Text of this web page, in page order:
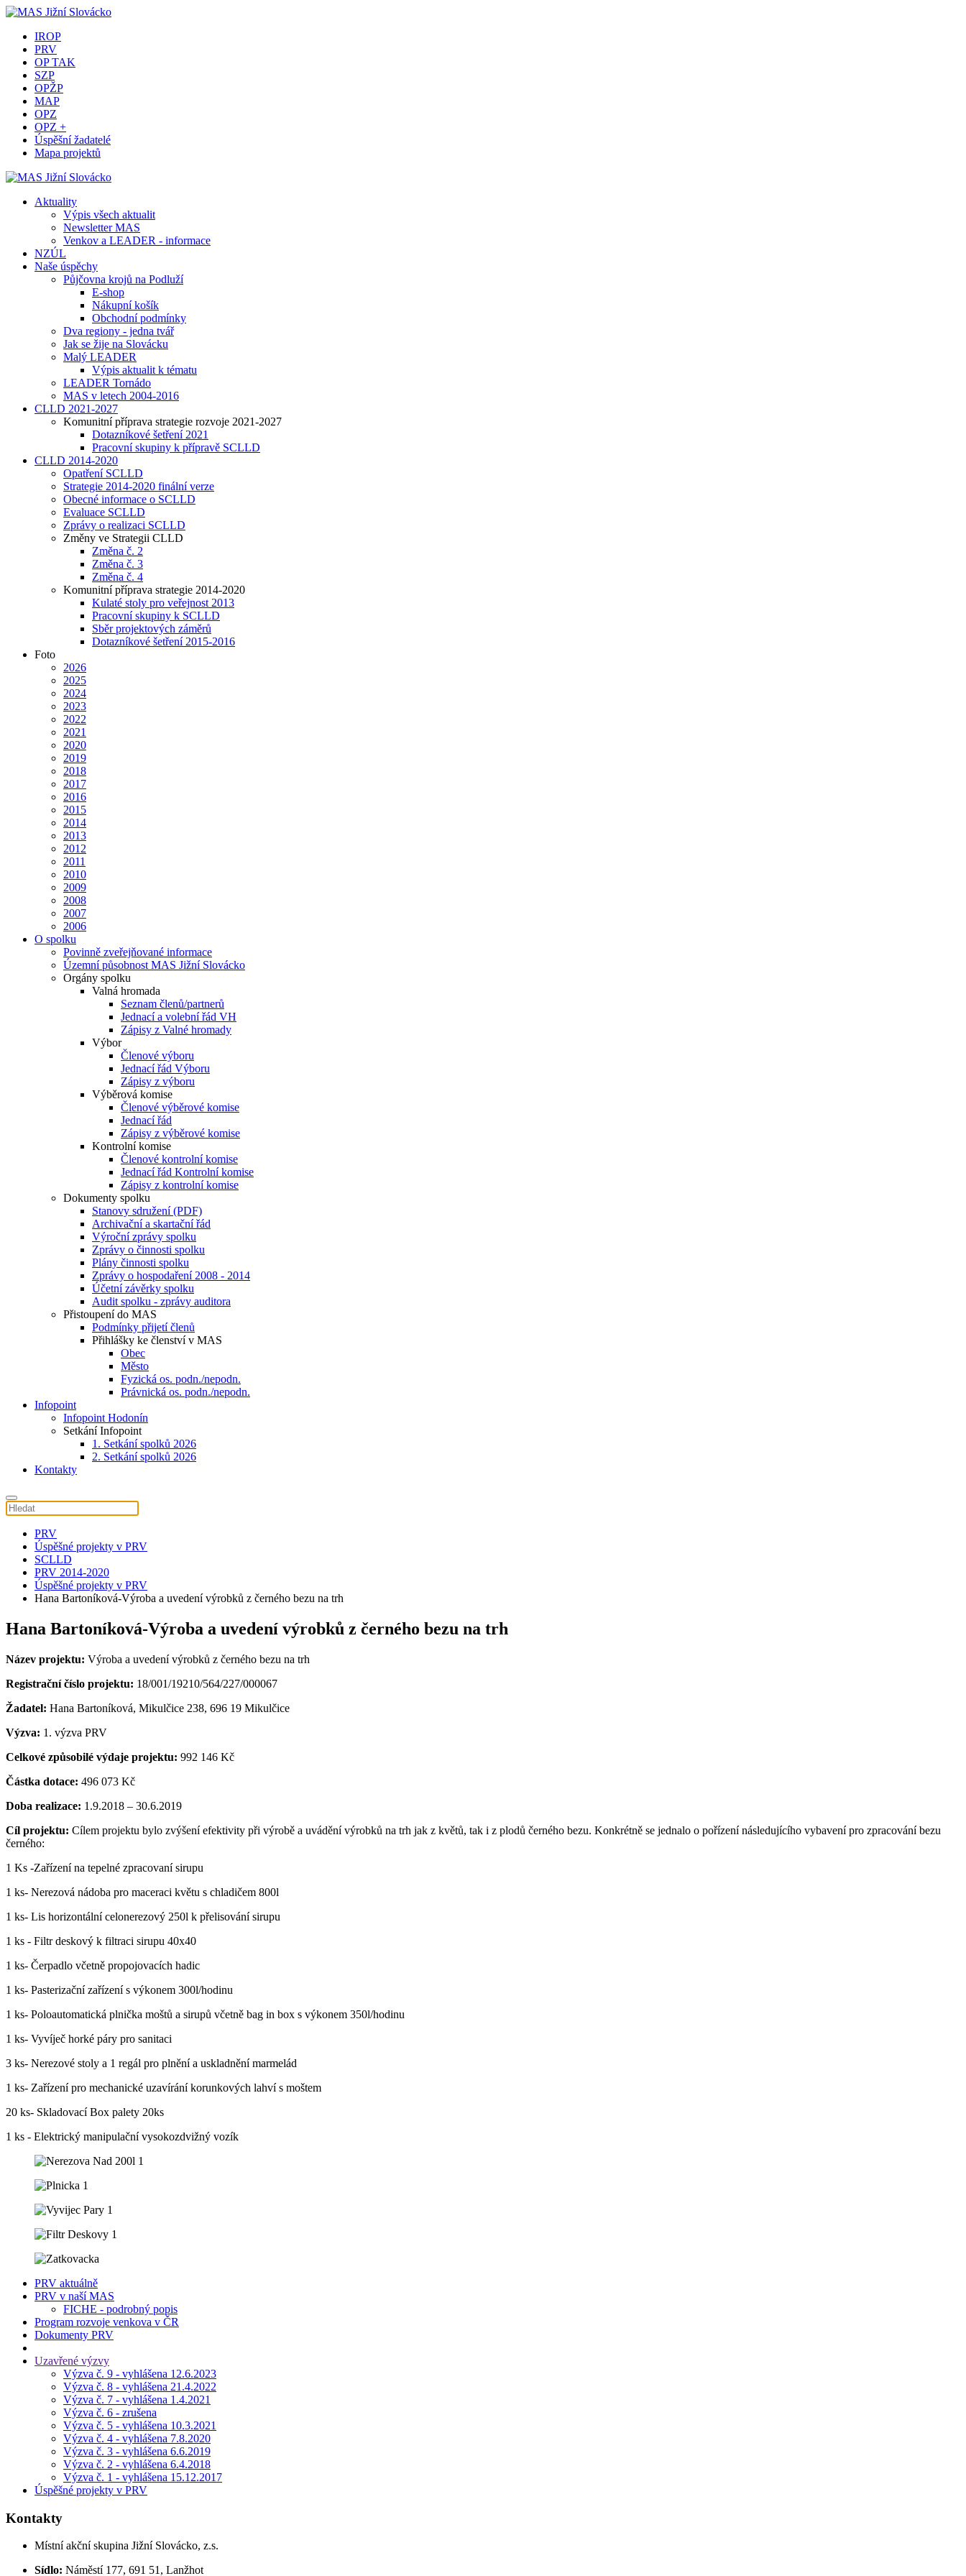
IROP
PRV
OP TAK
SZP
OPŽP
MAP
OPZ
OPZ +
Úspěšní žadatelé
Mapa projektů
Aktuality
Výpis všech aktualit
Newsletter MAS
Venkov a LEADER - informace
NZÚL
Naše úspěchy
Půjčovna krojů na Podluží
E-shop
Nákupní košík
Obchodní podmínky
Dva regiony - jedna tvář
Jak se žije na Slovácku
Malý LEADER
Výpis aktualit k tématu
LEADER Tornádo
MAS v letech 2004-2016
CLLD 2021-2027
Komunitní příprava strategie rozvoje 2021-2027
Dotazníkové šetření 2021
Pracovní skupiny k přípravě SCLLD
CLLD 2014-2020
Opatření SCLLD
Strategie 2014-2020 finální verze
Obecné informace o SCLLD
Evaluace SCLLD
Zprávy o realizaci SCLLD
Změny ve Strategii CLLD
Změna č. 2
Změna č. 3
Změna č. 4
Komunitní příprava strategie 2014-2020
Kulaté stoly pro veřejnost 2013
Pracovní skupiny k SCLLD
Sběr projektových záměrů
Dotazníkové šetření 2015-2016
Foto
2026
2025
2024
2023
2022
2021
2020
2019
2018
2017
2016
2015
2014
2013
2012
2011
2010
2009
2008
2007
2006
O spolku
Povinně zveřejňované informace
Územní působnost MAS Jižní Slovácko
Orgány spolku
Valná hromada
Seznam členů/partnerů
Jednací a volební řád VH
Zápisy z Valné hromady
Výbor
Členové výboru
Jednací řád Výboru
Zápisy z výboru
Výběrová komise
Členové výběrové komise
Jednací řád
Zápisy z výběrové komise
Kontrolní komise
Členové kontrolní komise
Jednací řád Kontrolní komise
Zápisy z kontrolní komise
Dokumenty spolku
Stanovy sdružení (PDF)
Archivační a skartační řád
Výroční zprávy spolku
Zprávy o činnosti spolku
Plány činnosti spolku
Zprávy o hospodaření 2008 - 2014
Účetní závěrky spolku
Audit spolku - zprávy auditora
Přistoupení do MAS
Podmínky přijetí členů
Přihlášky ke členství v MAS
Obec
Město
Fyzická os. podn./nepodn.
Právnická os. podn./nepodn.
Infopoint
Infopoint Hodonín
Setkání Infopoint
1. Setkání spolků 2026
2. Setkání spolků 2026
Kontakty
PRV
Úspěšné projekty v PRV
SCLLD
PRV 2014-2020
Úspěšné projekty v PRV
Hana Bartoníková-Výroba a uvedení výrobků z černého bezu na trh
Hana Bartoníková-Výroba a uvedení výrobků z černého bezu na trh
Název projektu: Výroba a uvedení výrobků z černého bezu na trh
Registrační číslo projektu: 18/001/19210/564/227/000067
Žadatel: Hana Bartoníková, Mikulčice 238, 696 19 Mikulčice
Výzva: 1. výzva PRV
Celkové způsobilé výdaje projektu: 992 146 Kč
Částka dotace: 496 073 Kč
Doba realizace: 1.9.2018 – 30.6.2019
Cíl projektu: Cílem projektu bylo zvýšení efektivity při výrobě a uvádění výrobků na trh jak z květů, tak i z plodů černého bezu. Konkrétně se jednalo o pořízení následujícího vybavení pro zpracování bezu
černého:
1 Ks -Zařízení na tepelné zpracovaní sirupu
1 ks- Nerezová nádoba pro maceraci květu s chladičem 800l
1 ks- Lis horizontální celonerezový 250l k přelisování sirupu
1 ks - Filtr deskový k filtraci sirupu 40x40
1 ks- Čerpadlo včetně propojovacích hadic
1 ks- Pasterizační zařízení s výkonem 300l/hodinu
1 ks- Poloautomatická plnička moštů a sirupů včetně bag in box s výkonem 350l/hodinu
1 ks- Vyvíječ horké páry pro sanitaci
3 ks- Nerezové stoly a 1 regál pro plnění a uskladnění marmelád
1 ks- Zařízení pro mechanické uzavírání korunkových lahví s moštem
20 ks- Skladovací Box palety 20ks
1 ks - Elektrický manipulační vysokozdvižný vozík
PRV aktuálně
PRV v naší MAS
FICHE - podrobný popis
Program rozvoje venkova v ČR
Dokumenty PRV
Uzavřené výzvy
Výzva č. 9 - vyhlášena 12.6.2023
Výzva č. 8 - vyhlášena 21.4.2022
Výzva č. 7 - vyhlášena 1.4.2021
Výzva č. 6 - zrušena
Výzva č. 5 - vyhlášena 10.3.2021
Výzva č. 4 - vyhlášena 7.8.2020
Výzva č. 3 - vyhlášena 6.6.2019
Výzva č. 2 - vyhlášena 6.4.2018
Výzva č. 1 - vyhlášena 15.12.2017
Úspěšné projekty v PRV
Kontakty
Místní akční skupina Jižní Slovácko, z.s.
Sídlo: Náměstí 177, 691 51, Lanžhot